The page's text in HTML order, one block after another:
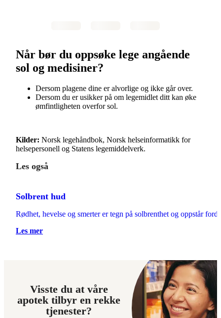
Når bør du oppsøke lege angående
sol og medisiner?
Dersom plagene dine er alvorlige og ikke går over.
Dersom du er usikker på om legemidlet ditt kan øke
ømfintligheten overfor sol.
Kilder: Norsk legehåndbok, Norsk helseinformatikk for
helsepersonell og Statens legemiddelverk.
Les også
Solbrent hud
Rødhet, hevelse og smerter er tegn på solbrenthet og oppstår
Les mer
Visste du at våre
apotek tilbyr en rekke
tjenester?